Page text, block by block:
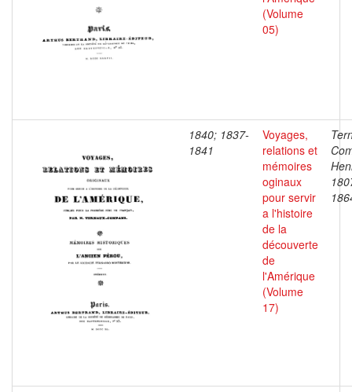
(Volume
05)
1840; 1837-
1841
Voyages,
relations et
mémoires
oginaux
pour servir
a l'histoire
de la
découverte
de
l'Amérique
(Volume
17)